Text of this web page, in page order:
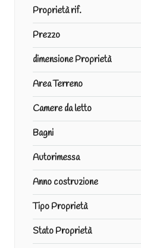
Proprietà rif.
Prezzo
dimensione Proprietà
Area Terreno
Camere da letto
Bagni
Autorimessa
Anno costruzione
Tipo Proprietà
Stato Proprietà